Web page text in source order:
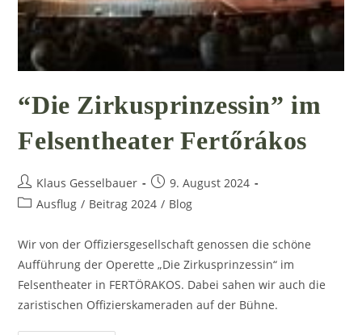
“Die Zirkusprinzessin” im
Felsentheater Fertőrákos
Beitrags-
Autor:
Klaus Gesselbauer
Beitrag
veröffentlicht:
9. August 2024
Beitrags-
Ausflug / Beitrag 2024 / Blog
Wir von der Offiziersgesellschaft genossen die schöne
Aufführung der Operette „Die Zirkusprinzessin“ im
Felsentheater in FERTÖRAKOS. Dabei sahen wir auch die
zaristischen Offizierskameraden auf der Bühne.